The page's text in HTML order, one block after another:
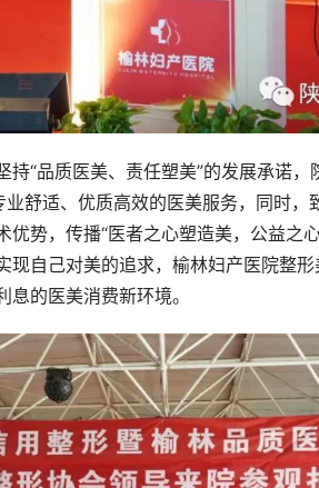
“品质医美、责任塑美”的发展承诺
舒适、优质高效的医美服务，同时，
势，传播“医者之心塑造美，公益之
自己对美的追求，榆林妇产医院整
的医美消费新环境。